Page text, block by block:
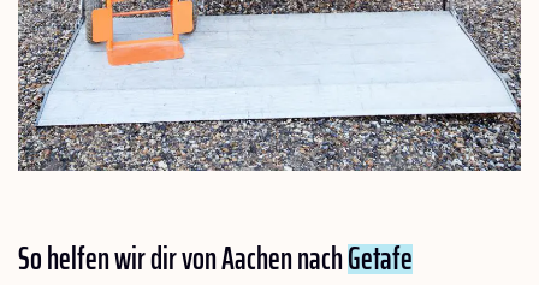
So helfen wir dir von Aachen nachGetafe